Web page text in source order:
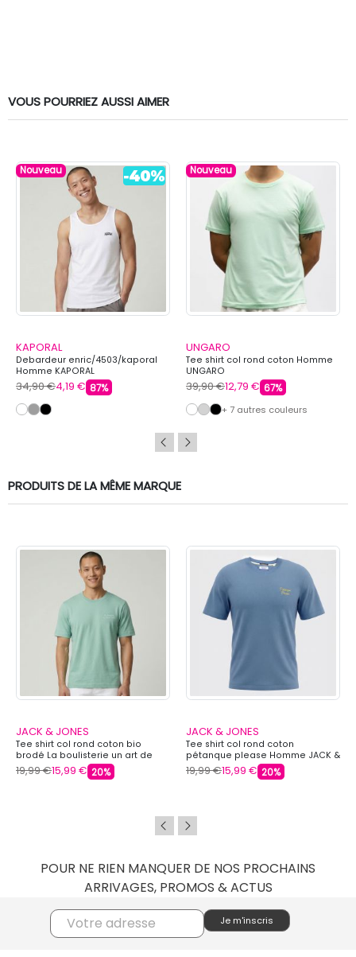
VOUS POURRIEZ AUSSI AIMER
Nouveau
KAPORAL
Debardeur enric/4503/kaporal
Homme KAPORAL
34,90 €4,19 € 87%
Nouveau
UNGARO
Tee shirt col rond coton Homme
UNGARO
39,90 €12,79 € 67%
+ 7 autres couleurs
PRODUITS DE LA MÊME MARQUE
JACK & JONES
Tee shirt col rond coton bio
brodé La boulisterie un art de
vivre Homme JACK & JONES
19,99 €15,99 € 20%
JACK & JONES
Tee shirt col rond coton
pétanque please Homme JACK &
JONES
19,99 €15,99 € 20%
POUR NE RIEN MANQUER DE NOS PROCHAINS
ARRIVAGES, PROMOS & ACTUS